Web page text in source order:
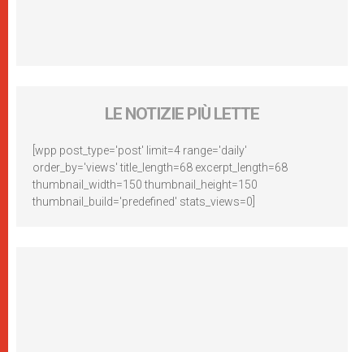
LE NOTIZIE PIÙ LETTE
[wpp post_type='post' limit=4 range='daily'
order_by='views' title_length=68 excerpt_length=68
thumbnail_width=150 thumbnail_height=150
thumbnail_build='predefined' stats_views=0]